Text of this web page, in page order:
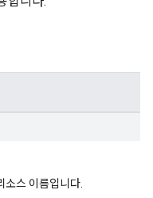
소스 이름입니다.